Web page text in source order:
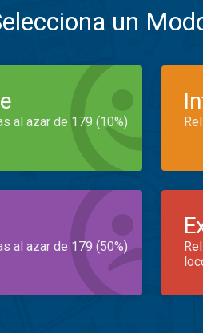
un
al azar de 179 (10%)
al azar de 179 (50%)